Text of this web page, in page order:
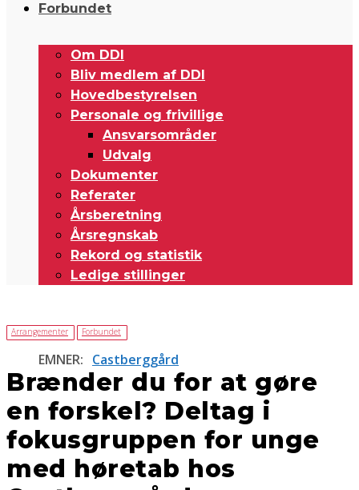
Forbundet
Om DDI
Bliv medlem af DDI
Hovedbestyrelsen
Personale og frivillige
Ansvarsområder
Udvalg
Dokumenter
Referater
Årsberetning
Årsregnskab
Rekord og statistik
Ledige stillinger
Arrangementer Forbundet
EMNER: Castberggård
Brænder du for at gøre
en forskel? Deltag i
fokusgruppen for unge
med høretab hos